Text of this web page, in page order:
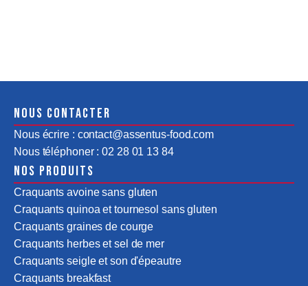
Nous contacter
Nous écrire : contact@assentus-food.com
Nous téléphoner : 02 28 01 13 84
Nos produits
Craquants avoine sans gluten
Craquants quinoa et tournesol sans gluten
Craquants graines de courge
Craquants herbes et sel de mer
Craquants seigle et son d'épeautre
Craquants breakfast